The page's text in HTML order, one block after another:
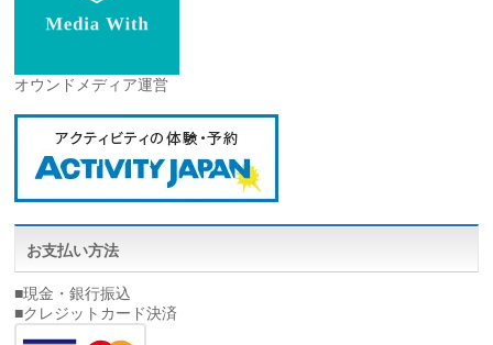
オウンドメディア運営
お支払い方法
■現金・銀行振込
■クレジットカード決済